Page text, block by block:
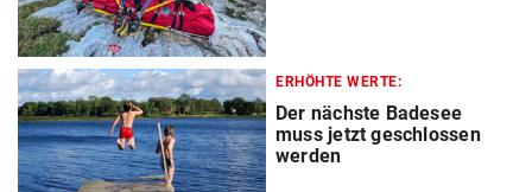
ERHÖHTE WERTE:
Der nächste Badesee
muss jetzt geschlossen
werden